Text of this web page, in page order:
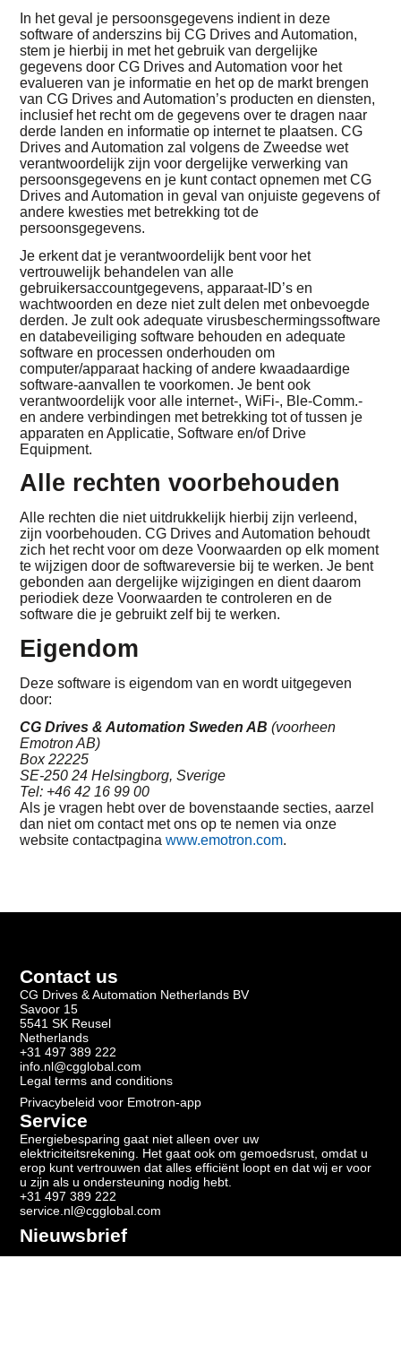
In het geval je persoonsgegevens indient in deze
software of anderszins bij CG Drives and Automation,
stem je hierbij in met het gebruik van dergelijke
gegevens door CG Drives and Automation voor het
evalueren van je informatie en het op de markt brengen
van CG Drives and Automation’s producten en diensten,
inclusief het recht om de gegevens over te dragen naar
derde landen en informatie op internet te plaatsen. CG
Drives and Automation zal volgens de Zweedse wet
verantwoordelijk zijn voor dergelijke verwerking van
persoonsgegevens en je kunt contact opnemen met CG
Drives and Automation in geval van onjuiste gegevens of
andere kwesties met betrekking tot de
persoonsgegevens.
Je erkent dat je verantwoordelijk bent voor het
vertrouwelijk behandelen van alle
gebruikersaccountgegevens, apparaat-ID’s en
wachtwoorden en deze niet zult delen met onbevoegde
derden. Je zult ook adequate virusbeschermingssoftware
en databeveiliging software behouden en adequate
software en processen onderhouden om
computer/apparaat hacking of andere kwaadaardige
software-aanvallen te voorkomen. Je bent ook
verantwoordelijk voor alle internet-, WiFi-, Ble-Comm.-
en andere verbindingen met betrekking tot of tussen je
apparaten en Applicatie, Software en/of Drive
Equipment.
Alle rechten voorbehouden
Alle rechten die niet uitdrukkelijk hierbij zijn verleend,
zijn voorbehouden. CG Drives and Automation behoudt
zich het recht voor om deze Voorwaarden op elk moment
te wijzigen door de softwareversie bij te werken. Je bent
gebonden aan dergelijke wijzigingen en dient daarom
periodiek deze Voorwaarden te controleren en de
software die je gebruikt zelf bij te werken.
Eigendom
Deze software is eigendom van en wordt uitgegeven
door:
CG Drives & Automation Sweden AB (voorheen
Emotron AB)
Box 22225
SE-250 24 Helsingborg, Sverige
Tel: +46 42 16 99 00
Als je vragen hebt over de bovenstaande secties, aarzel
dan niet om contact met ons op te nemen via onze
website contactpaginawww.emotron.com.
Contact us
CG Drives & Automation Netherlands BV
Savoor 15
5541 SK Reusel
Netherlands
+31 497 389 222
info.nl@cgglobal.com
Legal terms and conditions
Privacybeleid voor Emotron-app
Service
Energiebesparing gaat niet alleen over uw
elektriciteitsrekening. Het gaat ook om gemoedsrust, omdat u
erop kunt vertrouwen dat alles efficiënt loopt en dat wij er voor
u zijn als u ondersteuning nodig hebt.
+31 497 389 222
service.nl@cgglobal.com
Nieuwsbrief